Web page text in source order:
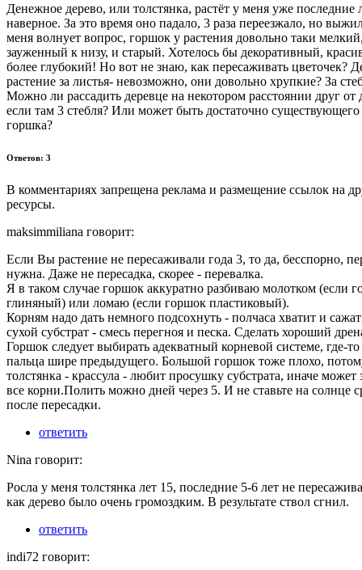
Денежное дерево, или толстянка, растёт у меня уже последние
наверное. За это время оно падало, 3 раза переезжало, но
меня волнует вопрос, горшок у растения довольно таки
зауженный к низу, и старый. Хотелось бы декоративный,
более глубокий! Но вот не знаю, как пересаживать цветочек?
растение за листья- невозможно, они довольно хрупкие? За
Можно ли рассадить деревце на некотором расстоянии друг от
если там 3 стебля? Или может быть достаточно существующего
горшка?
Ответов: 3
В комментариях запрещена реклама и размещение ссылок на
ресурсы.
maksimmiliana говорит:
Если Вы растение не пересаживали года 3, то да, бесспорно,
нужна. Даже не пересадка, скорее - перевалка.
Я в таком случае горшок аккуратно разбиваю молотком (если
глиняный) или ломаю (если горшок пластиковый).
Корням надо дать немного подсохнуть - полчаса хватит и
сухой субстрат - смесь перегноя и песка. Сделать хороший
Горшок следует выбирать адекватный корневой системе, где-
пальца шире предыдущего. Большой горшок тоже плохо,
толстянка - крассула - любит просушку субстрата, иначе может
все корни.Полить можно дней через 5. И не ставьте на солнце
после пересадки.
ответить
Nina говорит:
Росла у меня толстянка лет 15, последние 5-6 лет не
как дерево было очень громоздким. В результате ствол сгнил.
ответить
indi72 говорит: